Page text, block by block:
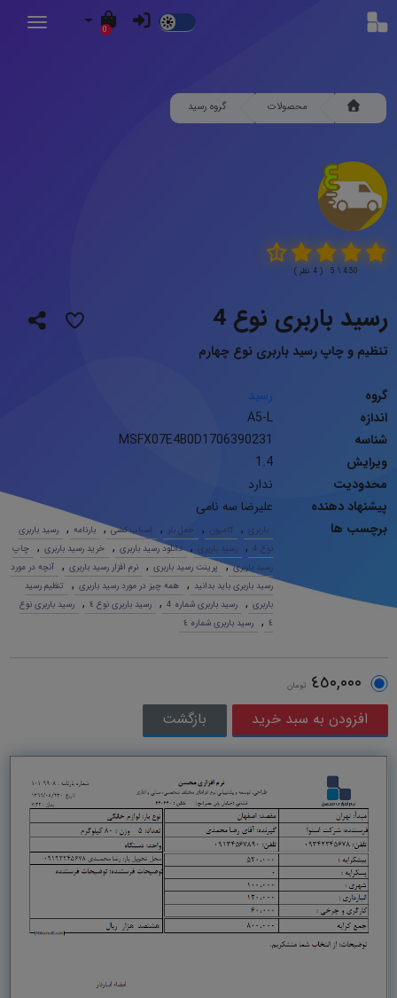
Dark
0
محصولات گروه رسید
4.50 \ 5 ( 4 نظر )
رسید باربری نوع 4
تنظیم و چاپ رسید باربری نوع چهارم
گروه
رسید
اندازه
A5-L
شناسه
MSFX07E4B0D1706390231
ویرایش
1.4
محدودیت
ندارد
پیشنهاد دهنده
علیرضا سه نامی
برچسب ها
باربری , کامیون , حمل بار , اسباب کشی , بارنامه ,
رسید باربری
نوع 4
, رسید باربری , دانلود رسید باربری , خرید رسید باربری ,
چاپ
رسید باربری , پرینت رسید باربری , نرم افزار رسید باربری ,
آنچه در مورد
رسید باربری باید بدانید , همه چیز در مورد رسید باربری ,
تنظیم رسید
باربری , رسید باربری شماره 4 , رسید باربری نوع ٤ ,
رسید باربری نوع
٤ , رسید باربری شماره ٤
٤٥٠,٠٠٠ تومان
بازگشت